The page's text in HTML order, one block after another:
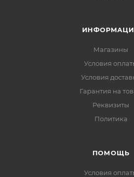
Магазины
Условия
Условия
Гарантия на
Реквизиты
Политика
ПОМОЩЬ
Условия